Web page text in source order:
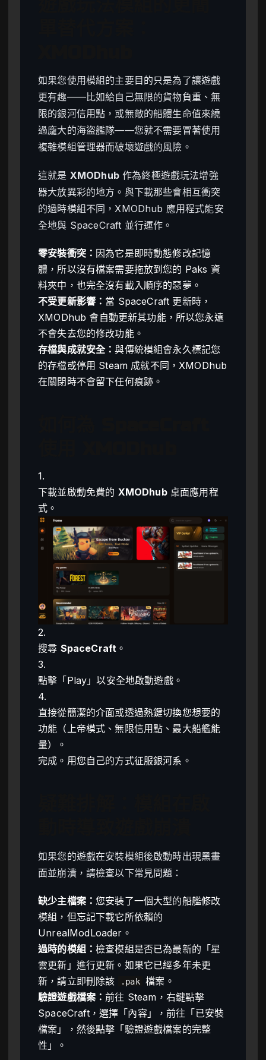
如果您使用模組的主要目的只是為了讓遊戲
更有趣——比如給自己無限的貨物負重、無
限的銀河信用點，或無敵的船體生命值來繞
過龐大的海盜艦隊——您就不需要冒著使用
複雜模組管理器而破壞遊戲的風險。
這就是 XMODhub作為終極遊戲玩法增強
器大放異彩的地方。與下載那些會相互衝突
的過時模組不同，XMODhub 應用程式能安
全地與 SpaceCraft 並行運作。
零安裝衝突： 因為它是即時動態修改記憶
體，所以沒有檔案需要拖放到您的 Paks 資
料夾中，也完全沒有載入順序的惡夢。
不受更新影響： 當 SpaceCraft 更新時，
XMODhub 會自動更新其功能，所以您永遠
不會失去您的修改功能。
存檔與成就安全：與傳統模組會永久標記您
的存檔或停用 Steam 成就不同，XMODhub
在關閉時不會留下任何痕跡。
1.
下載並啟動免費的 XMODhub桌面應用程
式。
2.
搜尋 SpaceCraft 。
3.
點擊「Play」以安全地啟動遊戲。
4.
直接從簡潔的介面或透過熱鍵切換您想要的
功能（上帝模式、無限信用點、最大船艦能
量）。
完成。用您自己的方式征服銀河系。
如果您的遊戲在安裝模組後啟動時出現黑畫
面並崩潰，請檢查以下常見問題：
缺少主檔案：您安裝了一個大型的船艦修改
模組，但忘記下載它所依賴的
UnrealModLoader。
過時的模組：檢查模組是否已為最新的「星
雲更新」進行更新。如果它已經多年未更
新，請立即刪除該
.pak 檔案。
驗證遊戲檔案：前往 Steam，右鍵點擊
SpaceCraft，選擇「內容」，前往「已安裝
檔案」，然後點擊「驗證遊戲檔案的完整
性」。